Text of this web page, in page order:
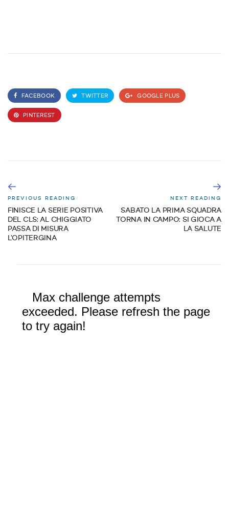
FACEBOOK TWITTER GOOGLE PLUS
PINTEREST
PREVIOUS READING
FINISCE LA SERIE POSITIVA
DEL CLS: AL CHIGGIATO
PASSA DI MISURA
L’OPITERGINA
NEXT READING
SABATO LA PRIMA SQUADRA
TORNA IN CAMPO: SI GIOCA A
LA SALUTE